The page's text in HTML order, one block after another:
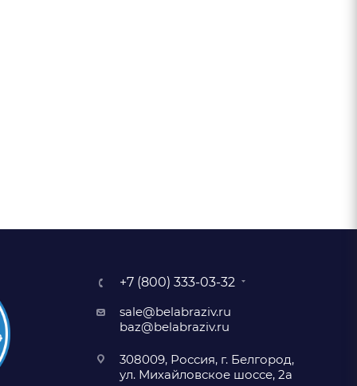
+7 (800) 333-03-32
sale@belabraziv.ru
baz@belabraziv.ru
308009, Россия, г. Белгород,
ул. Михайловское шоссе, 2а